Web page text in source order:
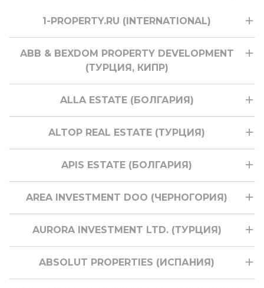
1-PROPERTY.RU (INTERNATIONAL)
ABB & BEXDOM PROPERTY DEVELOPMENT
(ТУРЦИЯ, КИПР)
ALLA ESTATE (БОЛГАРИЯ)
ALTOP REAL ESTATE (ТУРЦИЯ)
APIS ESTATE (БОЛГАРИЯ)
AREA INVESTMENT DOO (ЧЕРНОГОРИЯ)
AURORA INVESTMENT LTD. (ТУРЦИЯ)
ABSOLUT PROPERTIES (ИСПАНИЯ)